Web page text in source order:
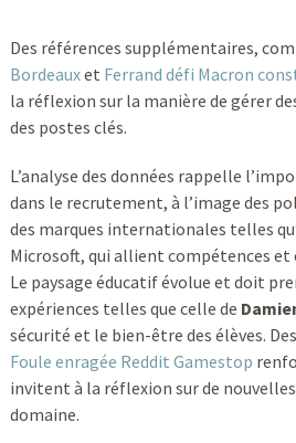
Des références supplémentaires,
Bordeauxet Ferrand défi Macron
la réflexion sur la manière de gérer
des postes clés.
L’analyse des données rappelle
dans le recrutement, à l’image des
des marques internationales telles
Microsoft, qui allient compétences
Le paysage éducatif évolue et doit
expériences telles que celle de
sécurité et le bien-être des élèves.
Foule enragée Reddit Gamestop
invitent à la réflexion sur de
domaine.